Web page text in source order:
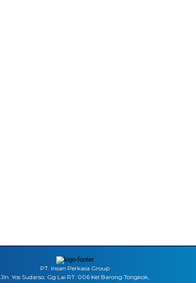
PT. Insan Perkasa Group
Jln. Yos Sudarso, Gg Lai RT. 006 Kel Barong Tongkok,